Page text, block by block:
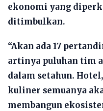
ekonomi yang
ditimbulkan.
“Akan ada 17
artinya puluhan tim
dalam setahun.
kuliner semuanya
membangun